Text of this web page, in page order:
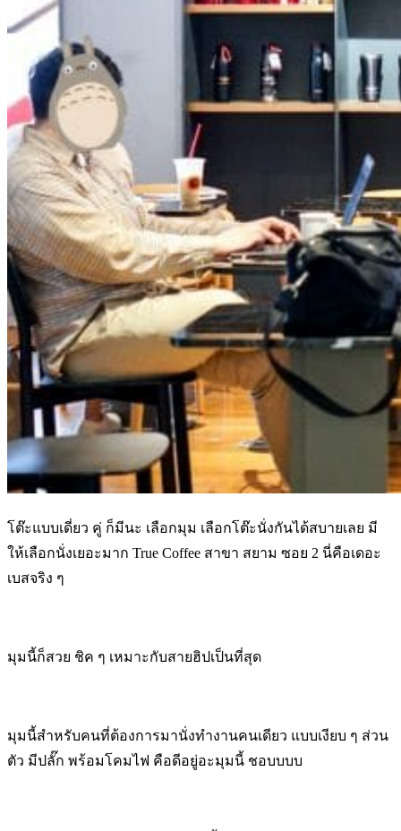
โต๊ะแบบเดี่ยว คู่ ก็มีนะ เลือกมุม เลือกโต๊ะนั่งกันได้สบายเลย มี
ให้เลือกนั่งเยอะมาก True Coffee สาขา สยาม ซอย 2 นี่คือเดอะ
เบสจริง ๆ
มุมนี้ก็สวย ชิค ๆ เหมาะกับสายฮิปเป็นที่สุด
มุมนี้สำหรับคนที่ต้องการมานั่งทำงานคนเดียว แบบเงียบ ๆ ส่วน
ตัว มีปลั๊ก พร้อมโคมไฟ คือดีอยู่อะมุมนี้ ชอบบบบ